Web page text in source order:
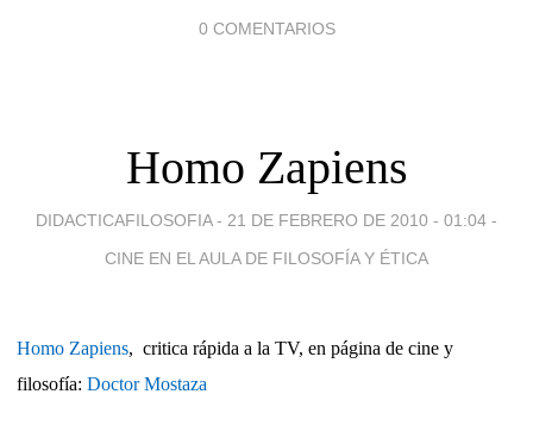
0 COMENTARIOS
Homo Zapiens
DIDACTICAFILOSOFIA - 21 DE FEBRERO DE 2010 - 01:04 -
CINE EN EL AULA DE FILOSOFÍA Y ÉTICA
Homo Zapiens, critica rápida a la TV, en página de cine y
filosofía: Doctor Mostaza